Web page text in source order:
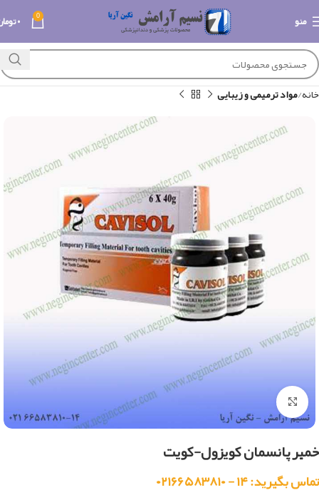
منو 0 ۰
خانه مواد ترمیمی و زیبایی
بزرگنمایی تصویر
خمیر پانسمان کویزول-کویت
تماس بگیرید: ۱۴ - ۰۲۱۶۶۵۸۳۸۱۰